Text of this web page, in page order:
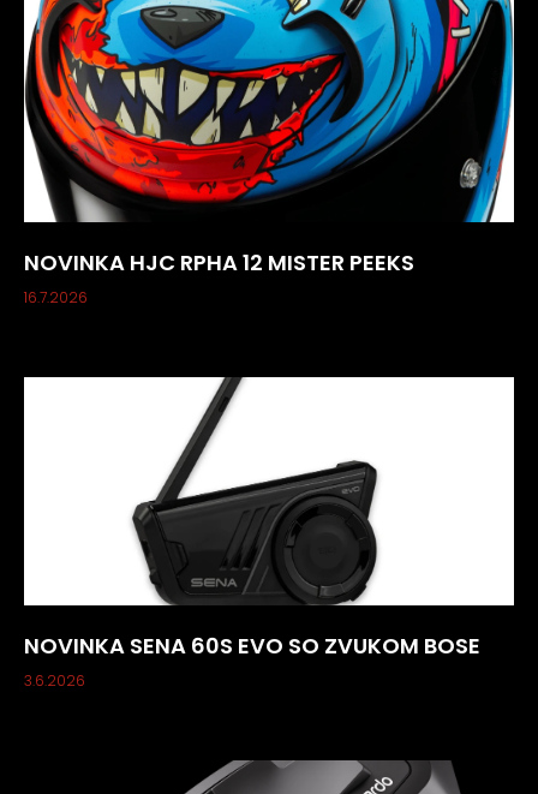
NOVINKA HJC RPHA 12 MISTER PEEKS
16.7.2026
NOVINKA SENA 60S EVO SO ZVUKOM BOSE
3.6.2026